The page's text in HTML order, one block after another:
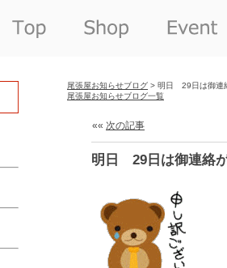
尾張屋お知らせブログ > 明日 29日は御連
尾張屋お知らせブログ一覧
«« 次の記事
明日 29日は御連絡